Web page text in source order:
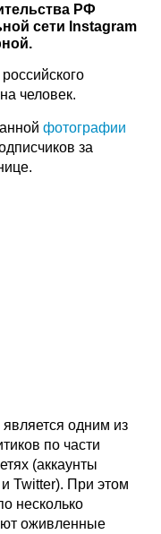
РФ
сети Instagram
человек.
фотографии
за
одним из
по части
(аккаунты
Twitter). При этом
несколько
оживленные